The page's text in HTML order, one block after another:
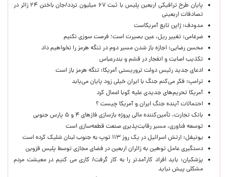
پایان طرح ترافیکی اربعین پلیس با ثبت ۶۷ میلیون تردد/جان باختن ۲۴ زائر در
تصادفات اربعینی
مدودف: ژاپن تابع آمریکاست
ضرغامی: تغییر ریل، عین بصیرت است؛ فرصت سوزی نکنیم
محسن رضایی: اجازه باز شدن مسیر دوم در تنگه هرمز را نخواهیم داد
تکذیب اصابت و انفجار در قشم و بندرعباس
ادعای جدید رئیس دولت تروریستی آمریکا: تنگه هرمز باز است
ترامپ: فکر می‌کنم جنگ با ایران خیلی زود پایان می‌یابد
آمریکا تحریم‌های جدیدی علیه کوبا اعمال کرد
احتمالات آینده جنگ ایران و آمریکا چیست ؟
بانک تجارت، تأمین‌کننده مالی پروژه بازسازی فازهای ۴ و ۵ پارس جنوبی
توسعه فناوری، مسیر رقابت‌پذیری صنعت قطعه‌سازی است
یونیفل: ارتش اسرائیل در یک روز ۱۱۳ توپ به جنوب لبنان شلیک کرده است
دستگیری عامل توهین به زائران اربعین در فضای مجازی توسط پلیس قزوین
پزشکیان: باید افراد کارآمدتر را به کار گرفت/ کاری می کنیم در معیشت مردم
مشکلی پیش نیاید